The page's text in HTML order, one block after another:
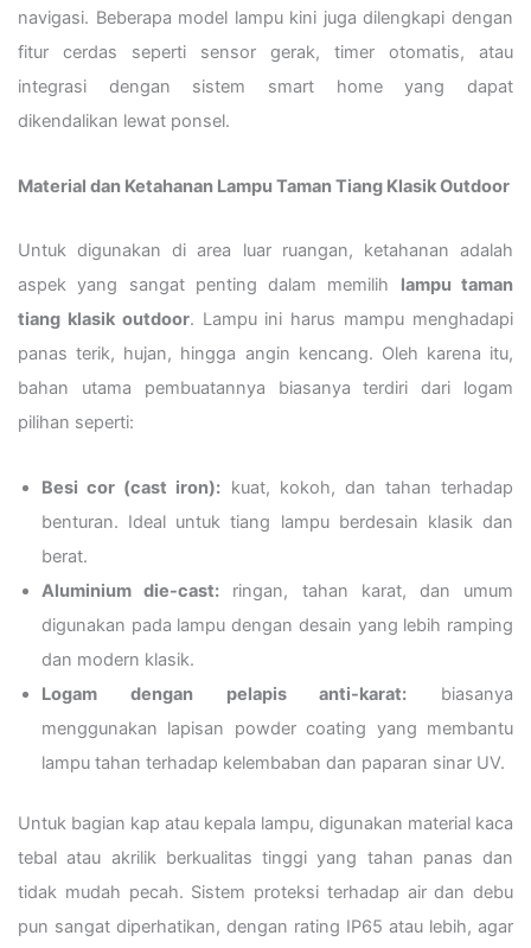
navigasi. Beberapa model lampu kini juga dilengkapi dengan
fitur cerdas seperti sensor gerak, timer otomatis, atau
integrasi dengan sistem smart home yang dapat
dikendalikan lewat ponsel.
Material dan Ketahanan Lampu Taman Tiang Klasik Outdoor
Untuk digunakan di area luar ruangan, ketahanan adalah
aspek yang sangat penting dalam memilih lampu taman
tiang klasik outdoor. Lampu ini harus mampu menghadapi
panas terik, hujan, hingga angin kencang. Oleh karena itu,
bahan utama pembuatannya biasanya terdiri dari logam
pilihan seperti:
Besi cor (cast iron): kuat, kokoh, dan tahan terhadap
benturan. Ideal untuk tiang lampu berdesain klasik dan
berat.
Aluminium die-cast: ringan, tahan karat, dan umum
digunakan pada lampu dengan desain yang lebih ramping
dan modern klasik.
Logam dengan pelapis anti-karat: biasanya
menggunakan lapisan powder coating yang membantu
lampu tahan terhadap kelembaban dan paparan sinar UV.
Untuk bagian kap atau kepala lampu, digunakan material kaca
tebal atau akrilik berkualitas tinggi yang tahan panas dan
tidak mudah pecah. Sistem proteksi terhadap air dan debu
pun sangat diperhatikan, dengan rating IP65 atau lebih, agar